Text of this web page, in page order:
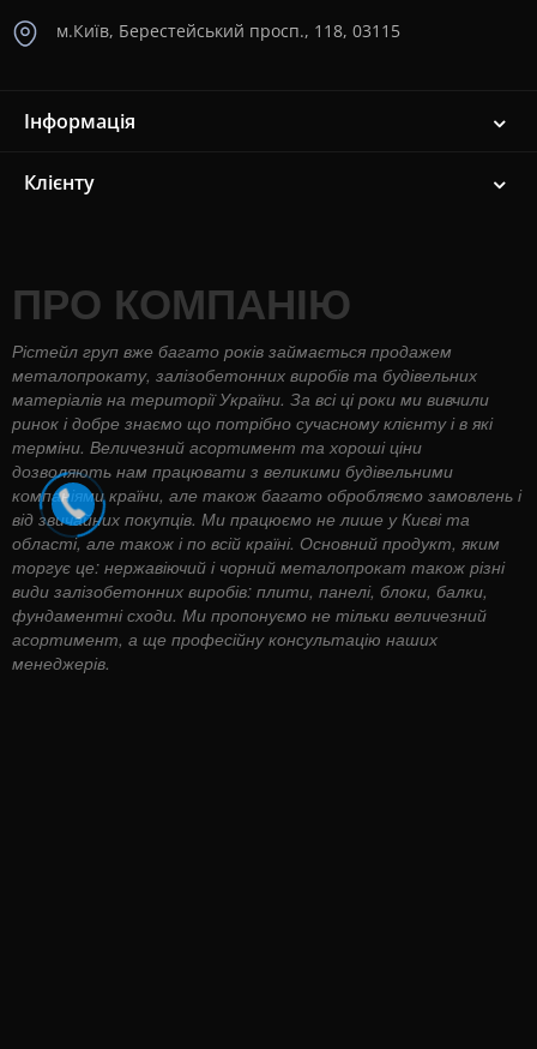
м.Київ, Берестейський просп., 118, 03115
Інформація
Клієнту
ПРО КОМПАНІЮ
Рістейл груп вже багато років займається продажем
металопрокату, залізобетонних виробів та будівельних
матеріалів на території України. За всі ці роки ми вивчили
ринок і добре знаємо що потрібно сучасному клієнту і в які
терміни. Величезний асортимент та хороші ціни
дозволяють нам працювати з великими будівельними
компаніями країни, але також багато обробляємо замовлень і
від звичайних покупців. Ми працюємо не лише у Києві та
області, але також і по всій країні. Основний продукт, яким
торгує це: нержавіючий і чорний металопрокат також різні
види залізобетонних виробів: плити, панелі, блоки, балки,
фундаментні сходи. Ми пропонуємо не тільки величезний
асортимент, а ще професійну консультацію наших
менеджерів.